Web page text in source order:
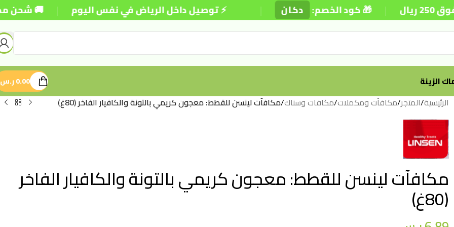
⚡ توصيل داخل الرياض في نفس اليوم | 🚚 شحن مجاني | 🎁 كود الخصم: دكان |
الزينة 0.00ر.س
الرئيسية/المتجر/مكافآت ومكملات/مكافات وسناك/مكافآت لينسن للقطط: معجون كريمي بالتونة والكافيار الفاخر (80غ)
مكافآت لينسن للقطط: معجون كريمي بالتونة والكافيار الفاخر
(80غ)